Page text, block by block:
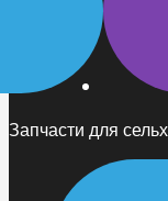
Запчасти для